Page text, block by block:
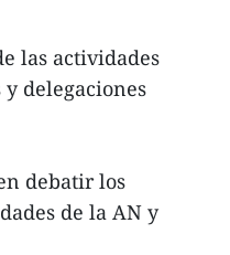
las actividades
delegaciones
debatir los
de la AN y